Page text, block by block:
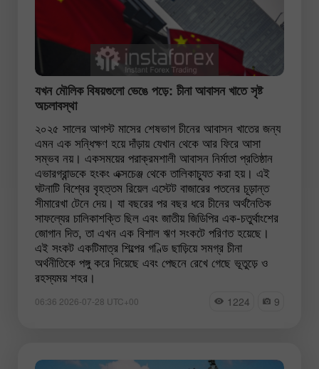
যখন মৌলিক বিষয়গুলো ভেঙে পড়ে: চীনা আবাসন খাতে সৃষ্ট
অচলাবস্থা
২০২৫ সালের আগস্ট মাসের শেষভাগ চীনের আবাসন খাতের জন্য
এমন এক সন্ধিক্ষণ হয়ে দাঁড়ায় যেখান থেকে আর ফিরে আসা
সম্ভব নয়। একসময়ের পরাক্রমশালী আবাসন নির্মাতা প্রতিষ্ঠান
এভারগ্রান্ডকে হংকং এক্সচেঞ্জ থেকে তালিকাচ্যুত করা হয়। এই
ঘটনাটি বিশ্বের বৃহত্তম রিয়েল এস্টেট বাজারের পতনের চূড়ান্ত
সীমারেখা টেনে দেয়। যা বছরের পর বছর ধরে চীনের অর্থনৈতিক
সাফল্যের চালিকাশক্তি ছিল এবং জাতীয় জিডিপির এক-চতুর্থাংশের
জোগান দিত, তা এখন এক বিশাল ঋণ সংকটে পরিণত হয়েছে।
এই সংকট একটিমাত্র শিল্পের গণ্ডি ছাড়িয়ে সমগ্র চীনা
অর্থনীতিকে পঙ্গু করে দিয়েছে এবং পেছনে রেখে গেছে ভূতুড়ে ও
রহস্যময় শহর।
06:36 2026-07-28 UTC+00 1224 9